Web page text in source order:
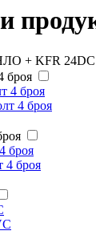
+ KFR
броя
4 броя
4 броя